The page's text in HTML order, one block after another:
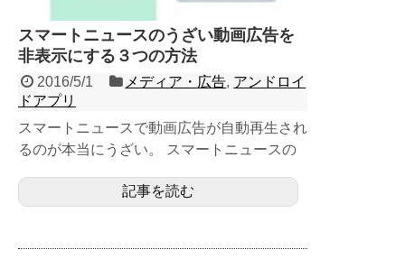
スマートニュースのうざい動画広告を
非表示にする３つの方法
2016/5/1 メディア・広告, アンドロイ
ドアプリ
スマートニュースで動画広告が自動再生され
るのが本当にうざい。 スマートニュースの
３つ、動画広告...記事を読む